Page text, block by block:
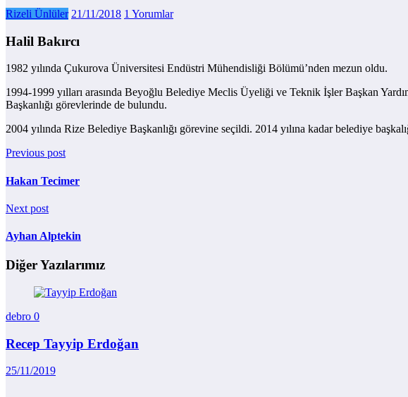
Rizeli Ünlüler 21/11/2018 1 Yorumlar
Halil Bakırcı
1982 yılında Çukurova Üniversitesi Endüstri Mühendisliği Bölümü’nden mezun oldu.
1994-1999 yılları arasında Beyoğlu Belediye Meclis Üyeliği ve Teknik İşler Başkan
Başkanlığı görevlerinde de bulundu.
2004 yılında Rize Belediye Başkanlığı görevine seçildi. 2014 yılına kadar belediye
Previous post
Hakan Tecimer
Next post
Ayhan Alptekin
Diğer Yazılarımız
debro 0
Recep Tayyip Erdoğan
25/11/2019